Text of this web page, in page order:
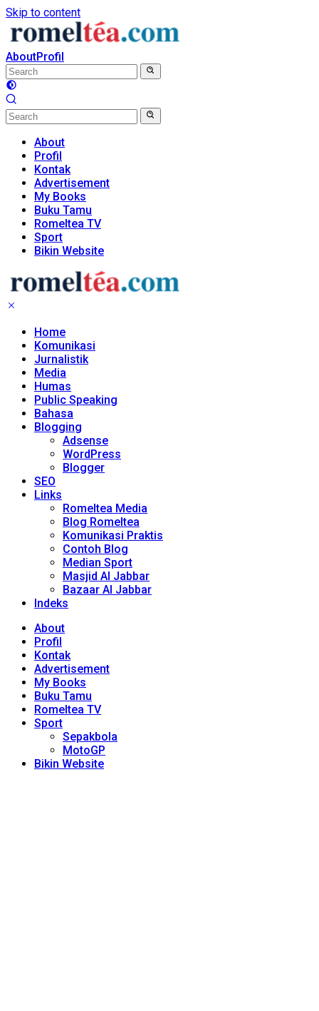
Skip to content
AboutProfil
About
Profil
Kontak
Advertisement
My Books
Buku Tamu
Romeltea TV
Sport
Bikin Website
Home
Komunikasi
Jurnalistik
Media
Humas
Public Speaking
Bahasa
Blogging
Adsense
WordPress
Blogger
SEO
Links
Romeltea Media
Blog Romeltea
Komunikasi Praktis
Contoh Blog
Median Sport
Masjid Al Jabbar
Bazaar Al Jabbar
Indeks
About
Profil
Kontak
Advertisement
My Books
Buku Tamu
Romeltea TV
Sport
Sepakbola
MotoGP
Bikin Website